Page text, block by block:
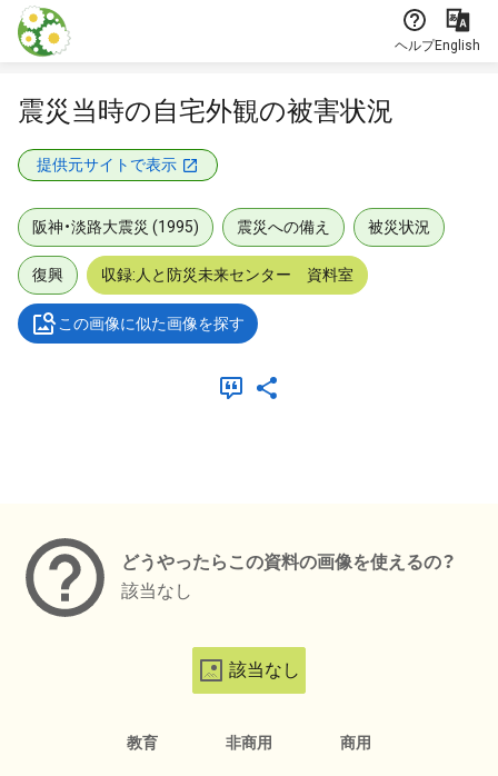
本文に飛ぶ
ヘルプEnglish
震災当時の自宅外観の被害状況
提供元サイトで表示
阪神・淡路大震災 (1995) 震災への備え 被災状況
復興 収録:人と防災未来センター 資料室
この画像に似た画像を探す
どうやったらこの資料の画像を使えるの？
該当なし
該当なし
教育 非商用 商用